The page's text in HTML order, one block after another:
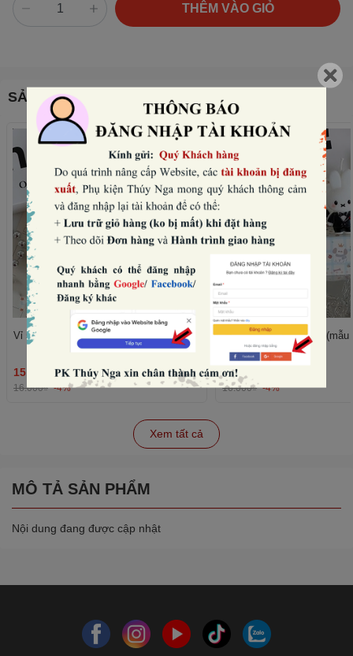
THÊM VÀO GIỎ
SẢN PHẨM THƯỜNG MUA CÙNG
Vỉ 5 nến thỏ -VÁY đen (mẫu nữ).
15.360₫
16.000₫ -4%
THÊM
Vỉ 5 nến thỏ -vest đen (mẫu
15.360₫
16.000₫ -4%
Xem tất cả
MÔ TẢ SẢN PHẨM
Nội dung đang được cập nhật